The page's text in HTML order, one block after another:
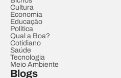
Cultura
Economia
Educação
Política
Qual a Boa?
Cotidiano
Saúde
Tecnologia
Meio Ambiente
Blogs